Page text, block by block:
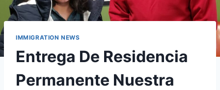
IMMIGRATION NEWS
Entrega De Residencia
Permanente Nuestra